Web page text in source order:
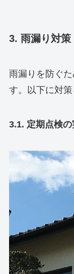
3. 雨漏り対策
雨漏りを防ぐ
す。以下に対策
3.1. 定期点検の